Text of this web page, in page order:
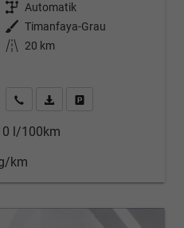
Getriebe Automatik
Außenfarbe Timanfaya-Grau
Kilometerstand
20 km
Kontakt & Angebot anfordern
PDF-Datei, Fahrzeugexposé
l/100km
km